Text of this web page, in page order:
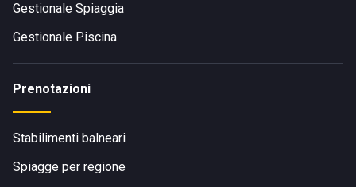
Gestionale Spiaggia
Gestionale Piscina
Prenotazioni
Stabilimenti balneari
Spiagge per regione